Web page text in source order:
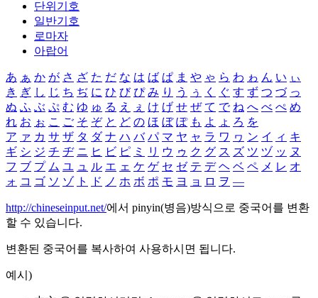
단위기호
일반기호
로마자
아랍어
あ ぁ か が さ ざ た だ な は ば ぱ ま や ゃ ら わ ゎ ん い ぃ
き ぎ し じ ち ぢ に ひ び ぴ み り う ぅ く ぐ す ず つ づ っ
ぬ ふ ぶ ぷ む ゆ ゅ る え ぇ け げ せ ぜ て で ね へ べ ぺ め
れ お ぉ こ ご そ ぞ と ど の ほ ぼ ぽ も よ ょ ろ を
ア ァ カ サ ザ タ ダ ナ ハ バ パ マ ヤ ャ ラ ワ ヮ ン イ ィ キ
ギ シ ジ チ ヂ ニ ヒ ビ ピ ミ リ ウ ゥ ク グ ス ズ ツ ヅ ッ ヌ
フ ブ プ ム ユ ュ ル エ ェ ケ ゲ セ ゼ テ デ ヘ ベ ペ メ レ オ
ォ コ ゴ ソ ゾ ト ド ノ ホ ボ ポ モ ヨ ョ ロ ヲ ―
http://chineseinput.net/에서 pinyin(병음)방식으로 중국어를 변환
할 수 있습니다.
변환된 중국어를 복사하여 사용하시면 됩니다.
예시)